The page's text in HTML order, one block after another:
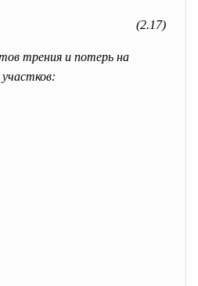
(2.17)
трения и потерь на